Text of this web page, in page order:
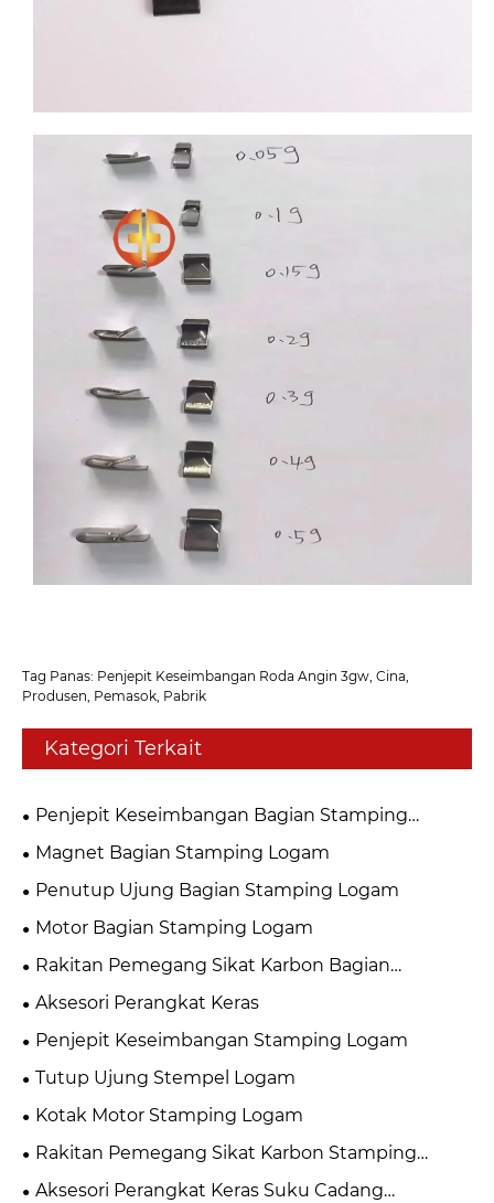
Tag Panas: Penjepit Keseimbangan Roda Angin 3gw, Cina,
Produsen, Pemasok, Pabrik
Kategori Terkait
Penjepit Keseimbangan Bagian Stamping
Logam
Magnet Bagian Stamping Logam
Penutup Ujung Bagian Stamping Logam
Motor Bagian Stamping Logam
Rakitan Pemegang Sikat Karbon Bagian
Stamping Logam
Aksesori Perangkat Keras
Penjepit Keseimbangan Stamping Logam
Tutup Ujung Stempel Logam
Kotak Motor Stamping Logam
Rakitan Pemegang Sikat Karbon Stamping
Logam
Aksesori Perangkat Keras Suku Cadang